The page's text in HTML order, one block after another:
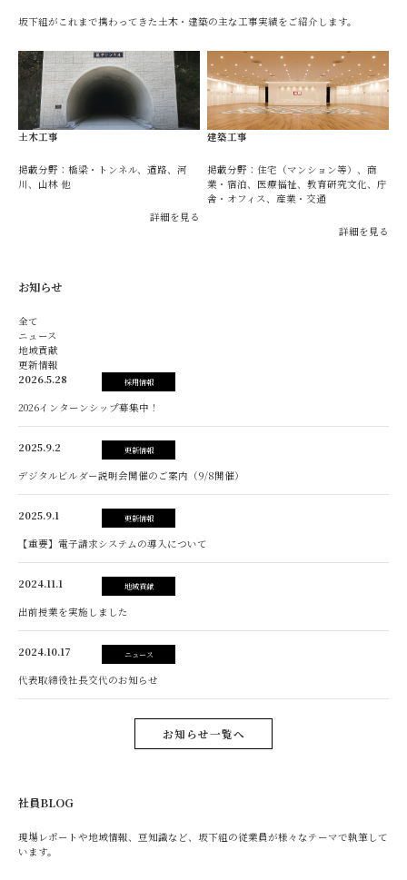
坂下組がこれまで携わってきた土木・建築の主な工事実績をご紹介します。
土木工事
掲載分野：橋梁・トンネル、道路、河
川、山林 他
詳細を見る
建築工事
掲載分野：住宅（マンション等）、商
業・宿泊、医療福祉、教育研究文化、庁
舎・オフィス、産業・交通
詳細を見る
お知らせ
全て
ニュース
地域貢献
更新情報
2026.5.28
採用情報
2026インターンシップ募集中！
2025.9.2 更新情報
デジタルビルダー説明会開催のご案内（9/8開催）
2025.9.1 更新情報
【重要】電子請求システムの導入について
2024.11.1 地域貢献
出前授業を実施しました
2024.10.17 ニュース
代表取締役社長交代のお知らせ
お知らせ一覧へ
社員BLOG
現場レポートや地域情報、豆知識など、坂下組の従業員が様々なテーマで執筆して
います。